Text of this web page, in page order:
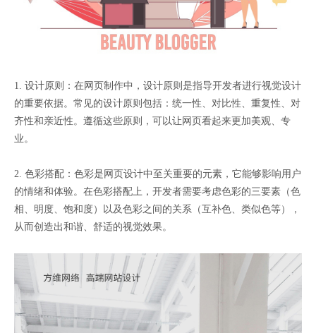
1. 设计原则：在网页制作中，设计原则是指导开发者进行视觉设计
的重要依据。常见的设计原则包括：统一性、对比性、重复性、对
齐性和亲近性。遵循这些原则，可以让网页看起来更加美观、专
业。
2. 色彩搭配：色彩是网页设计中至关重要的元素，它能够影响用户
的情绪和体验。在色彩搭配上，开发者需要考虑色彩的三要素（色
相、明度、饱和度）以及色彩之间的关系（互补色、类似色等），
从而创造出和谐、舒适的视觉效果。